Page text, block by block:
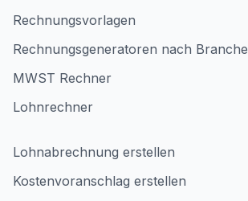
Rechnungsvorlagen
Rechnungsgeneratoren nach Branche
MWST Rechner
Lohnrechner
Lohnabrechnung erstellen
Kostenvoranschlag erstellen